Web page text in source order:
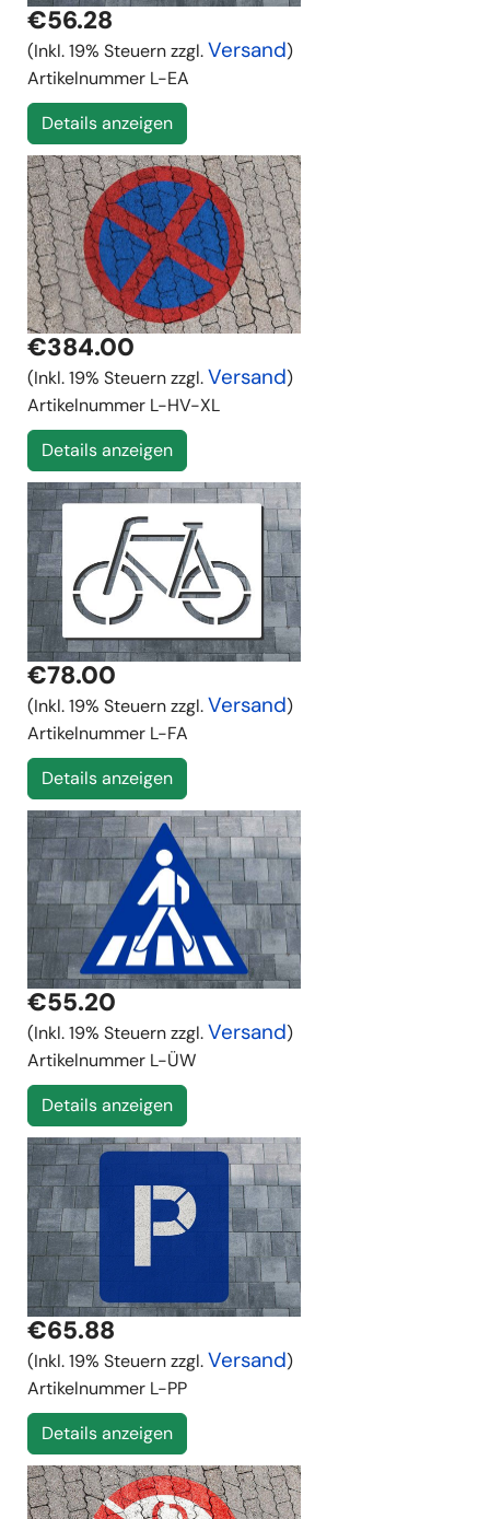
€56.28
(Inkl. 19% Steuern zzgl.Versand)
Artikelnummer L-EA
Details anzeigen
€384.00
(Inkl. 19% Steuern zzgl.Versand)
Artikelnummer L-HV-XL
Details anzeigen
€78.00
(Inkl. 19% Steuern zzgl.Versand)
Artikelnummer L-FA
Details anzeigen
€55.20
(Inkl. 19% Steuern zzgl.Versand)
Artikelnummer L-ÜW
Details anzeigen
€65.88
(Inkl. 19% Steuern zzgl.Versand)
Artikelnummer L-PP
Details anzeigen